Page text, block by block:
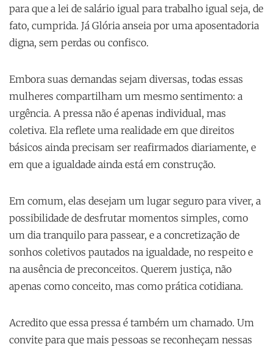
para que a lei de salário igual para trabalho igual seja, de
fato, cumprida. Já Glória anseia por uma aposentadoria
digna, sem perdas ou confisco.
Embora suas demandas sejam diversas, todas essas
mulheres compartilham um mesmo sentimento: a
urgência. A pressa não é apenas individual, mas
coletiva. Ela reflete uma realidade em que direitos
básicos ainda precisam ser reafirmados diariamente, e
em que a igualdade ainda está em construção.
Em comum, elas desejam um lugar seguro para viver, a
possibilidade de desfrutar momentos simples, como
um dia tranquilo para passear, e a concretização de
sonhos coletivos pautados na igualdade, no respeito e
na ausência de preconceitos. Querem justiça, não
apenas como conceito, mas como prática cotidiana.
Acredito que essa pressa é também um chamado. Um
convite para que mais pessoas se reconheçam nessas